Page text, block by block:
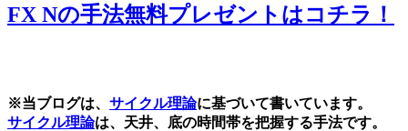
FX Nの手法無料プレゼントはコチラ！
※当ブログは、 サイクル理論に基づいて書いています。
サイクル理論は、天井、底の時間帯を把握する手法です。